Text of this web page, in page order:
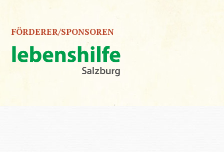
FÖRDERER/SPONSOREN